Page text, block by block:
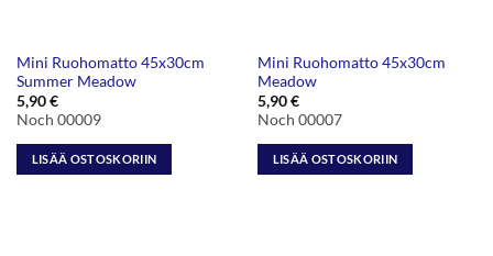
Mini Ruohomatto 45x30cm
Summer Meadow
5,90€
Noch 00009
LISÄÄ OSTOSKORIIN
Mini Ruohomatto 45x30cm
Meadow
5,90€
Noch 00007
LISÄÄ OSTOSKORIIN